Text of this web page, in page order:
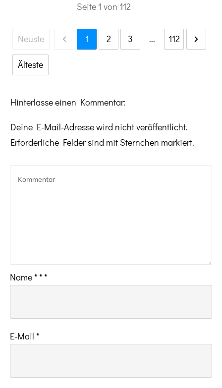
Seite 1 von 112
Neuste 1 2 3 ... 112
Älteste
Hinterlasse einen Kommentar:
Deine E-Mail-Adresse wird nicht veröffentlicht.
Erforderliche Felder sind mit Sternchen markiert.
Name * * *
E-Mail *